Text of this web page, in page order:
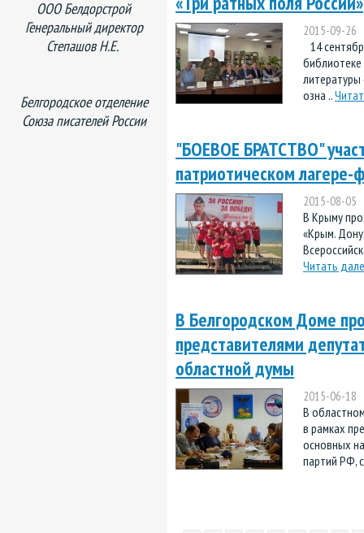
2015-09-26
14
озна ..
"БОЕВОЕ БРАТСТВО"
патриотическом
2015-08-05
В Крыму
«Крым.
Читать
В Белгородском Доме
представителями
областной думы
2015-06-18
В
в рамках
основных
партий РФ,
ООО Белдорстрой
Генеральный директор
Степашов Н.Е.
Белгородское отделение
Союза писателей России